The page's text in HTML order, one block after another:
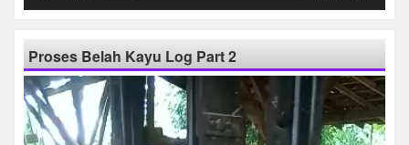
Proses Belah Kayu Log Part 2
Pemutar
Video